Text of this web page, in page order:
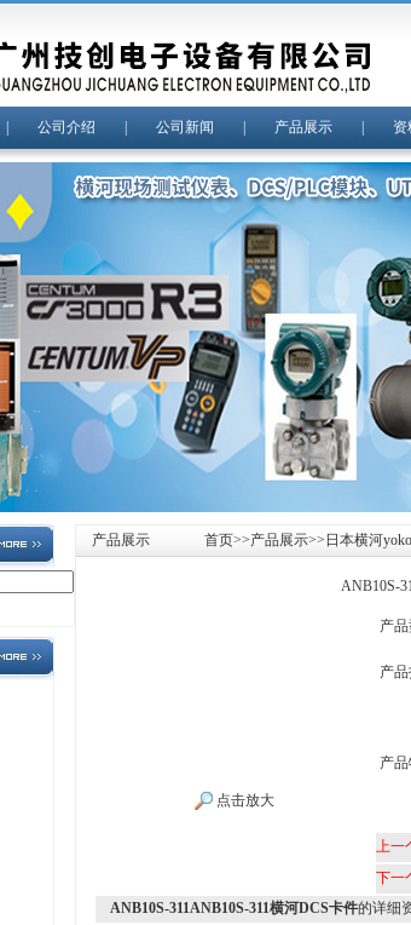
公司介绍 公司新闻 产品展示 资
产品展示 首页>>产品展示>> 日本横河
ANB10S-
点击放大
产品
产品
产品
上一
下一
ANB10S-311ANB10S-311横河DCS卡件的详细